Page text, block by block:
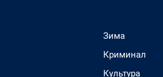
Зима
Криминал
Культура